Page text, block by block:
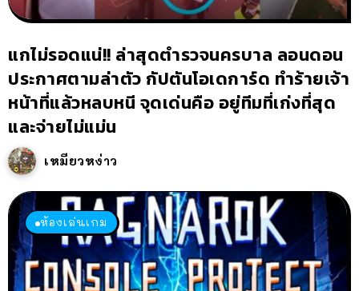
แกไม่รอดแน่!! ล่าสุดตำรวจนครบาล ลอนดอน
ประกาศตามล่าตัว กัปตันโอเดการ์ด ทำร้ายเจ้า
หน้าที่แล้วหลบหนี จุดเด่นคือ อยู่ทีมที่เก่งที่สุด
และจ่ายไม่แม่น
เหมียวหง่าว
ห้องเล่นเกม